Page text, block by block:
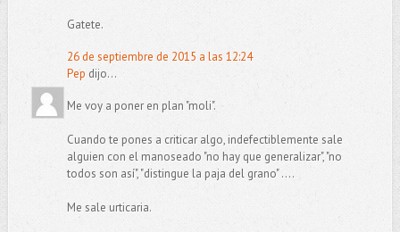
Gatete.
26 de septiembre de 2015 a las 12:24
Pep dijo...
Me voy a poner en plan "moli".
Cuando te pones a criticar algo, indefectiblemente sale
alguien con el manoseado "no hay que generalizar", "no
todos son así", "distingue la paja del grano" ....
Me sale urticaria.